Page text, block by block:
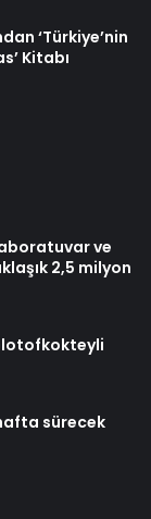
‘Türkiye’nin
Kitabı
ve
2,5 milyon
sürecek